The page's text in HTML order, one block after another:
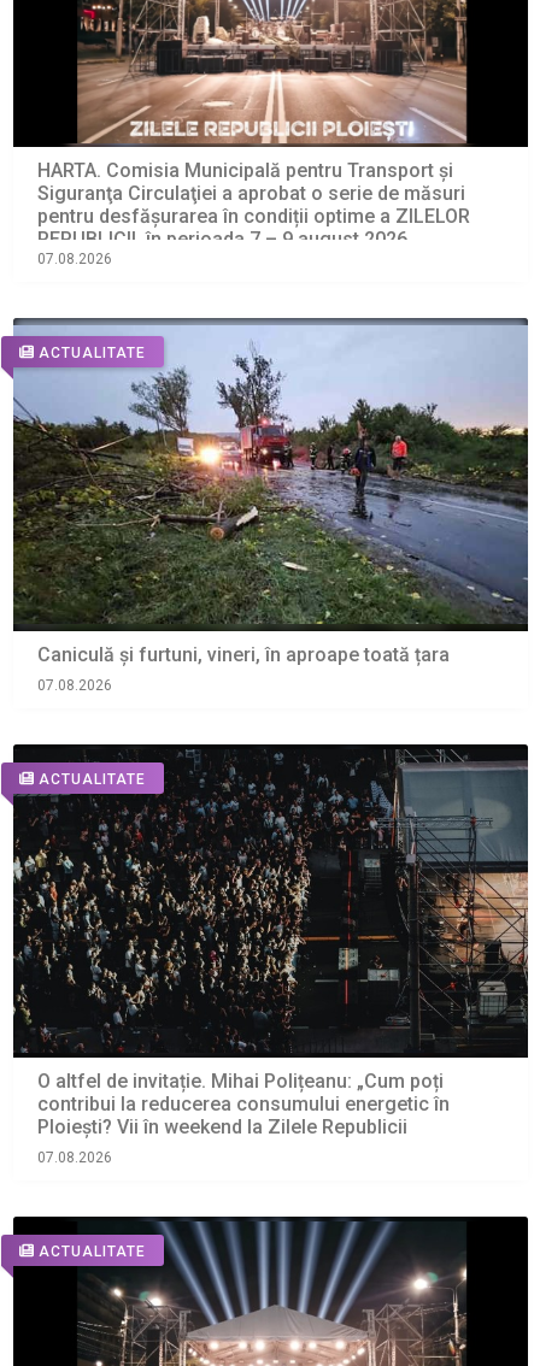
HARTA. Comisia Municipală pentru Transport şi
Siguranţa Circulaţiei a aprobat o serie de măsuri
pentru desfășurarea în condiții optime a ZILELOR
REPUBLICII, în perioada 7 – 9 august 2026
07.08.2026
ACTUALITATE
Caniculă și furtuni, vineri, în aproape toată țara
07.08.2026
ACTUALITATE
O altfel de invitație. Mihai Polițeanu: „Cum poți
contribui la reducerea consumului energetic în
Ploiești? Vii în weekend la Zilele Republicii
07.08.2026
ACTUALITATE